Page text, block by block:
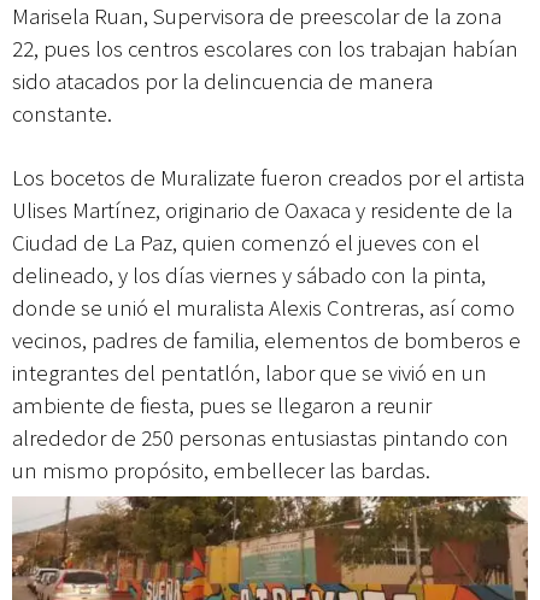
Marisela Ruan, Supervisora de preescolar de la zona
22, pues los centros escolares con los trabajan habían
sido atacados por la delincuencia de manera
constante.
Los bocetos de Muralizate fueron creados por el artista
Ulises Martínez, originario de Oaxaca y residente de la
Ciudad de La Paz, quien comenzó el jueves con el
delineado, y los días viernes y sábado con la pinta,
donde se unió el muralista Alexis Contreras, así como
vecinos, padres de familia, elementos de bomberos e
integrantes del pentatlón, labor que se vivió en un
ambiente de fiesta, pues se llegaron a reunir
alrededor de 250 personas entusiastas pintando con
un mismo propósito, embellecer las bardas.